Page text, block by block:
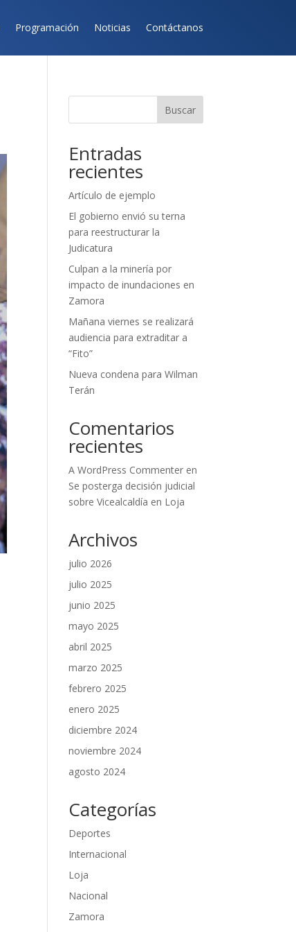
Programación Noticias Contáctanos
Buscar
Entradas
recientes
Artículo de ejemplo
El gobierno envió su terna
para reestructurar la
Judicatura
Culpan a la minería por
impacto de inundaciones en
Zamora
Mañana viernes se realizará
audiencia para extraditar a
“Fito”
Nueva condena para Wilman
Terán
Comentarios
recientes
A WordPress Commenter en
Se posterga decisión judicial
sobre Vicealcaldía en Loja
Archivos
julio 2026
julio 2025
junio 2025
mayo 2025
abril 2025
marzo 2025
febrero 2025
enero 2025
diciembre 2024
noviembre 2024
agosto 2024
Categorías
Deportes
Internacional
Loja
Nacional
Zamora